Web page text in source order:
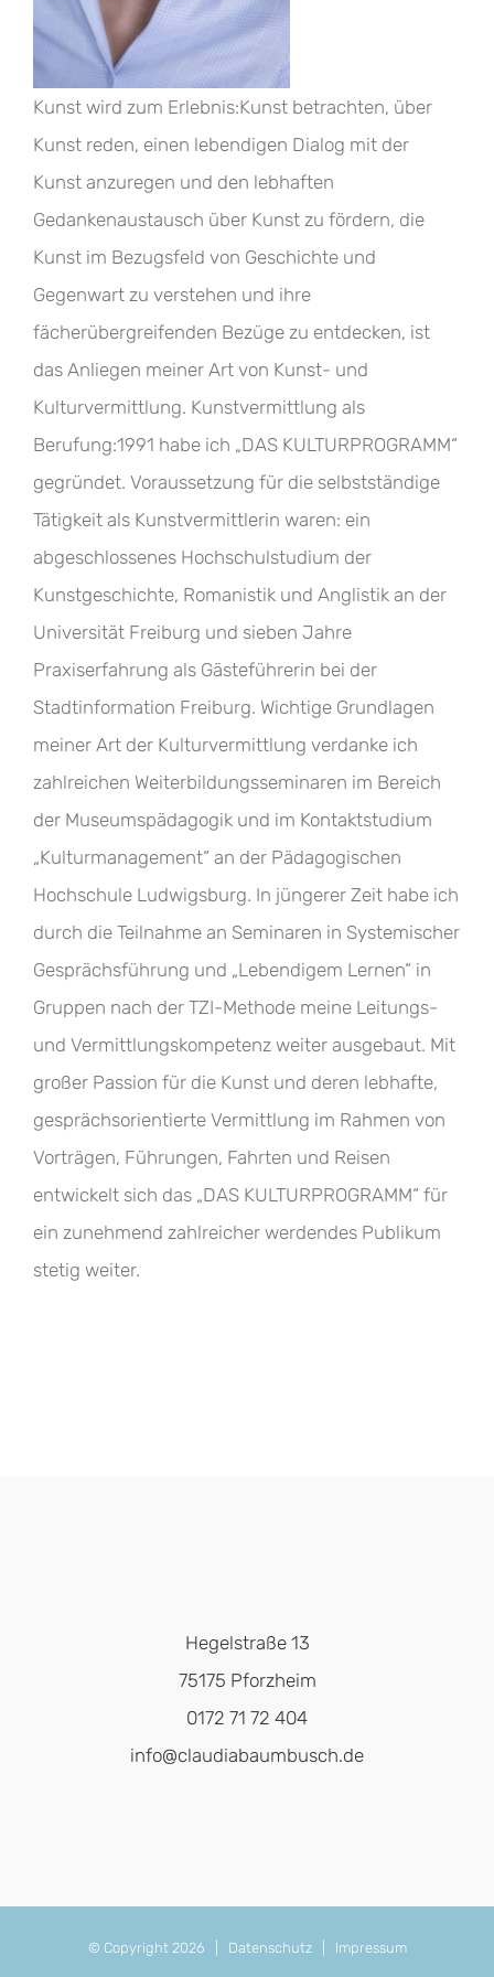
Kunst wird zum Erlebnis:Kunst betrachten, über
Kunst reden, einen lebendigen Dialog mit der
Kunst anzuregen und den lebhaften
Gedankenaustausch über Kunst zu fördern, die
Kunst im Bezugsfeld von Geschichte und
Gegenwart zu verstehen und ihre
fächerübergreifenden Bezüge zu entdecken, ist
das Anliegen meiner Art von Kunst- und
Kulturvermittlung. Kunstvermittlung als
Berufung:1991 habe ich „DAS KULTURPROGRAMM“
gegründet. Voraussetzung für die selbstständige
Tätigkeit als Kunstvermittlerin waren: ein
abgeschlossenes Hochschulstudium der
Kunstgeschichte, Romanistik und Anglistik an der
Universität Freiburg und sieben Jahre
Praxiserfahrung als Gästeführerin bei der
Stadtinformation Freiburg. Wichtige Grundlagen
meiner Art der Kulturvermittlung verdanke ich
zahlreichen Weiterbildungsseminaren im Bereich
der Museumspädagogik und im Kontaktstudium
„Kulturmanagement“ an der Pädagogischen
Hochschule Ludwigsburg. In jüngerer Zeit habe ich
durch die Teilnahme an Seminaren in Systemischer
Gesprächsführung und „Lebendigem Lernen“ in
Gruppen nach der TZI-Methode meine Leitungs-
und Vermittlungskompetenz weiter ausgebaut. Mit
großer Passion für die Kunst und deren lebhafte,
gesprächsorientierte Vermittlung im Rahmen von
Vorträgen, Führungen, Fahrten und Reisen
entwickelt sich das „DAS KULTURPROGRAMM“ für
ein zunehmend zahlreicher werdendes Publikum
stetig weiter.
Hegelstraße 13
75175 Pforzheim
0172 71 72 404
info@claudiabaumbusch.de
© Copyright 2026 | Datenschutz| Impressum